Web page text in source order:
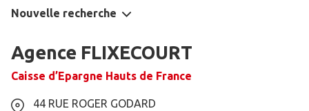
Nouvelle recherche
Agence FLIXECOURT
Caisse d’Epargne Hauts de France
44 RUE ROGER GODARD